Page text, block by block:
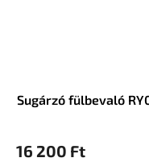
Sugárzó fülbevaló
16 200 Ft